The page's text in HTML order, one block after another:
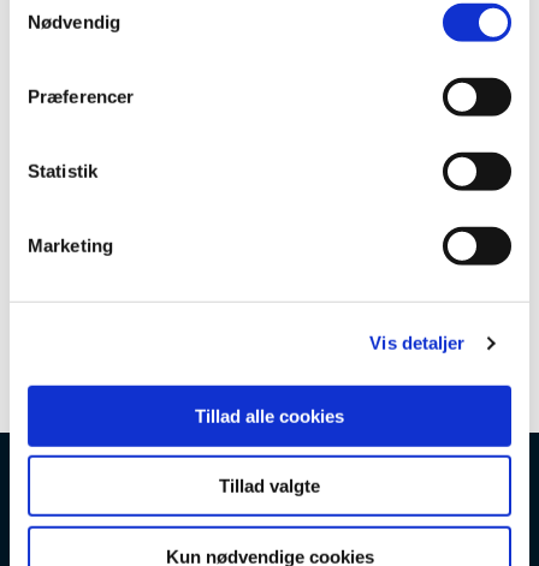
Nødvendig
Præferencer
Statistik
Marketing
Vis detaljer
Tillad alle cookies
Tillad valgte
Kun nødvendige cookies